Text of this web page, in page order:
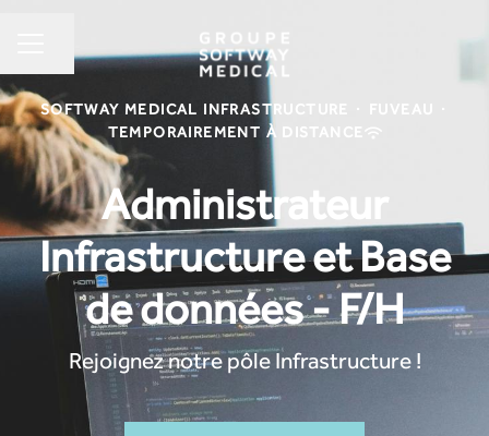
MENU CARRIÈRE
Partager la page
SOFTWAY MEDICAL INFRASTRUCTURE FUVEAU
TEMPORAIREMENT À DISTANCE
Administrateur
Infrastructure et Base
de données - F/H
Rejoignez notre pôle Infrastructure !